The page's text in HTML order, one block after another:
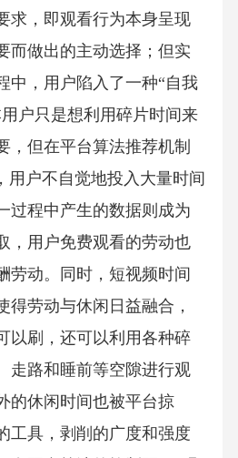
求，即观看行为本身呈现
而做出的主动选择；但实
中，用户陷入了一种“自我
户只是想利用碎片时间来
，但在平台算法推荐机制
用户不自觉地投入大量时间
过程中产生的数据则成为
，用户免费观看的劳动也
劳动。同时，短视频时间
得劳动与休闲日益融合，
以刷，还可以利用各种碎
走路和睡前等空隙进行观
的休闲时间也被平台掠
工具，剥削的广度和强度